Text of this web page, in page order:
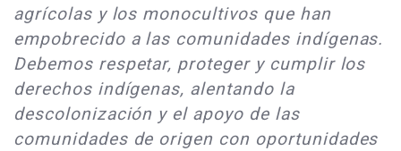
agrícolas y los monocultivos que han
empobrecido a las comunidades indígenas.
Debemos respetar, proteger y cumplir los
derechos indígenas, alentando la
descolonización y el apoyo de las
comunidades de origen con oportunidades